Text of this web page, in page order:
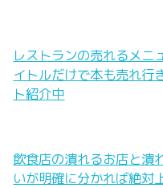
レストランの売れるメ
イトルだけで本も売れ行
ト紹介中
飲食店の潰れるお店と潰
いが明確に分かれば絶対